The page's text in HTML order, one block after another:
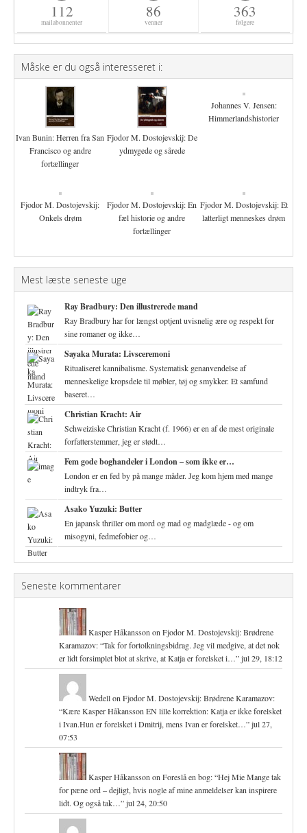
112
mailabonnenter
86
venner
363
følgere
Måske er du også interesseret i:
Ivan Bunin: Herren fra San
Francisco og andre
fortællinger
Fjodor M. Dostojevskij: De
ydmygede og sårede
Johannes V. Jensen:
Himmerlandshistorier
Fjodor M. Dostojevskij:
Onkels drøm
Fjodor M. Dostojevskij: En
fæl historie og andre
fortællinger
Fjodor M. Dostojevskij: Et
latterligt menneskes drøm
Mest læste seneste uge
Ray Bradbury: Den illustrerede mand
Ray Bradbury har for længst optjent uvisnelig ære og respekt for
sine romaner og ikke…
Sayaka Murata: Livsceremoni
Ritualiseret kannibalisme. Systematisk genanvendelse af
menneskelige kropsdele til møbler, tøj og smykker. Et samfund
baseret…
Christian Kracht: Air
Schweiziske Christian Kracht (f. 1966) er en af de mest originale
forfatterstemmer, jeg er stødt…
Fem gode boghandeler i London – som ikke er…
London er en fed by på mange måder. Jeg kom hjem med mange
indtryk fra…
Asako Yuzuki: Butter
En japansk thriller om mord og mad og madglæde - og om
misogyni, fedmefobier og…
Seneste kommentarer
Kasper Håkansson on Fjodor M. Dostojevskij: Brødrene
Karamazov: “Tak for fortolkningsbidrag. Jeg vil medgive, at det nok
er lidt forsimplet blot at skrive, at Katja er forelsket i…”jul 29, 18:12
Wedellon Fjodor M. Dostojevskij: Brødrene Karamazov:
“Kære Kasper Håkansson EN lille korrektion: Katja er ikke forelsket
i Ivan.Hun er forelsket i Dmitrij, mens Ivan er forelsket…”jul 27,
07:53
Kasper Håkansson on Foreslå en bog: “Hej Mie Mange tak
for pæne ord – dejligt, hvis nogle af mine anmeldelser kan inspirere
lidt. Og også tak…”jul 24, 20:50